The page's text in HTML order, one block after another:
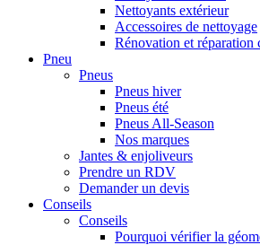
Nettoyants extérieur
Accessoires de nettoyage
Rénovation et réparation
Pneu
Pneus
Pneus hiver
Pneus été
Pneus All-Season
Nos marques
Jantes & enjoliveurs
Prendre un RDV
Demander un devis
Conseils
Conseils
Pourquoi vérifier la